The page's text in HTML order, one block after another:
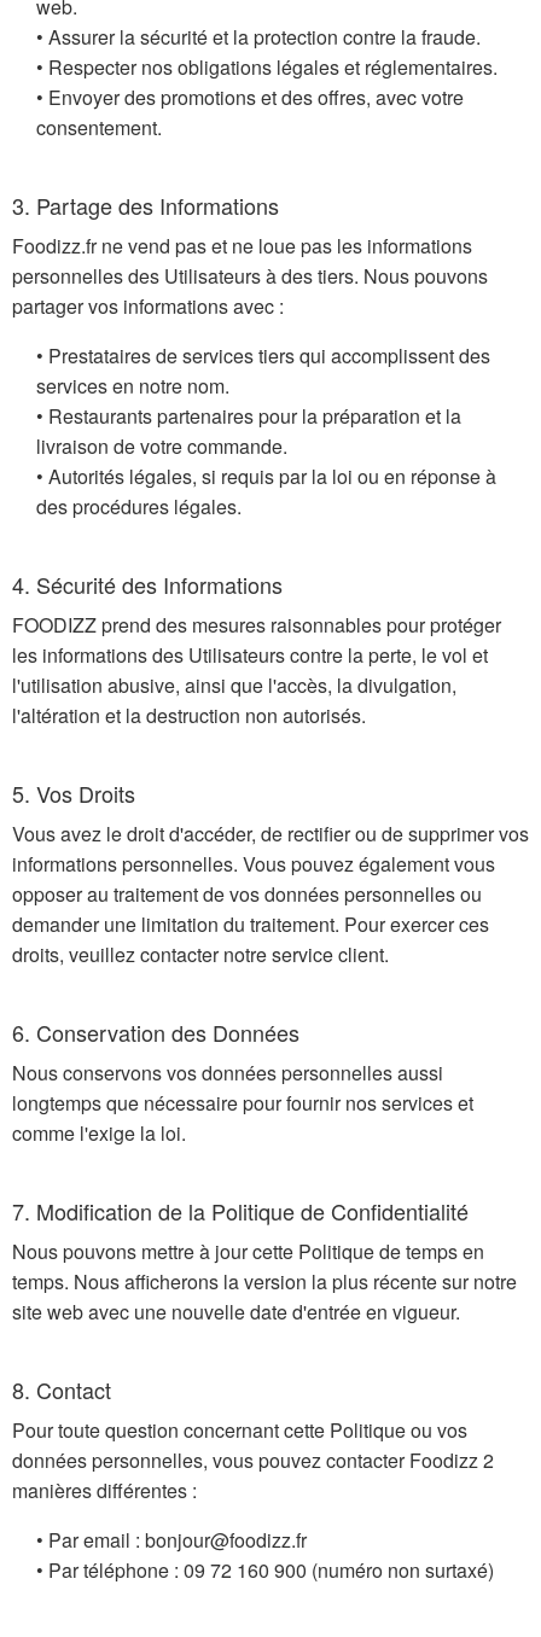
web.
• Assurer la sécurité et la protection contre la fraude.
• Respecter nos obligations légales et réglementaires.
• Envoyer des promotions et des offres, avec votre
consentement.
3. Partage des Informations
Foodizz.fr ne vend pas et ne loue pas les informations
personnelles des Utilisateurs à des tiers. Nous pouvons
partager vos informations avec :
• Prestataires de services tiers qui accomplissent des
services en notre nom.
• Restaurants partenaires pour la préparation et la
livraison de votre commande.
• Autorités légales, si requis par la loi ou en réponse à
des procédures légales.
4. Sécurité des Informations
FOODIZZ prend des mesures raisonnables pour protéger
les informations des Utilisateurs contre la perte, le vol et
l'utilisation abusive, ainsi que l'accès, la divulgation,
l'altération et la destruction non autorisés.
5. Vos Droits
Vous avez le droit d'accéder, de rectifier ou de supprimer vos
informations personnelles. Vous pouvez également vous
opposer au traitement de vos données personnelles ou
demander une limitation du traitement. Pour exercer ces
droits, veuillez contacter notre service client.
6. Conservation des Données
Nous conservons vos données personnelles aussi
longtemps que nécessaire pour fournir nos services et
comme l'exige la loi.
7. Modification de la Politique de Confidentialité
Nous pouvons mettre à jour cette Politique de temps en
temps. Nous afficherons la version la plus récente sur notre
site web avec une nouvelle date d'entrée en vigueur.
8. Contact
Pour toute question concernant cette Politique ou vos
données personnelles, vous pouvez contacter Foodizz 2
manières différentes :
• Par email : rf.zzidoof@ruojnob
• Par téléphone : 009 061 27 90 (numéro non surtaxé)